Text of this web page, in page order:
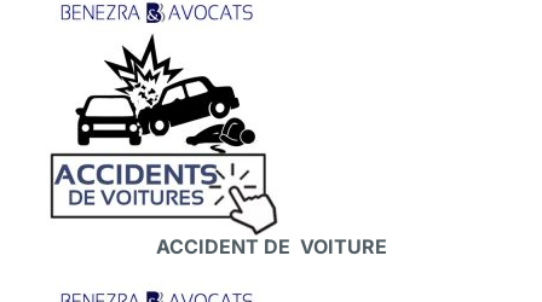
ACCIDENT DE VOITURE